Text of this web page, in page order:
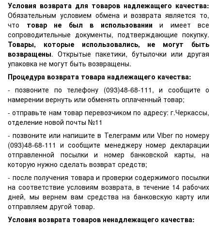
Условия возврата для товаров надлежащего качества:
Обязательным условием обмена и возврата является то,
что товар не был в использовании и имеет все
сопроводительные документы, подтверждающие покупку.
Товары, которые использовались, не могут быть
возвращены. Открытые пакетики, бутылочки или другая
упаковка не могут быть возвращены.
Процедура возврата товара надлежащего качества:
- позвоните по телефону (093)48-68-111, и сообщите о
намерении вернуть или обменять оплаченный товар;
- отправьте нам товар перевозчиком по адресу: г.Черкассы,
отделение новой почты №11
- позвоните или напишите в Телеграмм или Viber по номеру
(093)48-68-111 и сообщите менеджеру номер декларации
отправленной посылки и номер банковской карты, на
которую нужно сделать возврат средств;
- после получения товара и проверки содержимого посылки
на соответствие условиям возврата, в течение 14 рабочих
дней, мы вернем вам средства на банковскую карту или
отправляем другой товар.
Условия возврата товаров ненадлежащего качества: